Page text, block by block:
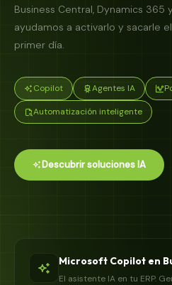
Business Central, Dynamics 365
ayudamos a activarlo y sacarle
primer día.
Copilot Agentes IA
Automatización inteligente
Descubrir soluciones IA
Microsoft Copilot en
El asistente IA en tu ERP.